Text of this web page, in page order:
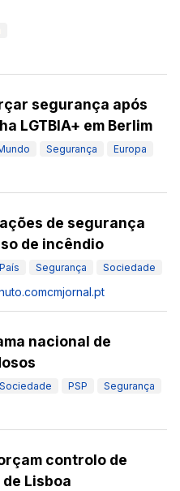
segurança após
LGTBIA+ em Berlim
Segurança Europa
de segurança
de incêndio
País Segurança Sociedade
cmjornal.pt
nacional de
Sociedade PSP Segurança
controlo de
Lisboa